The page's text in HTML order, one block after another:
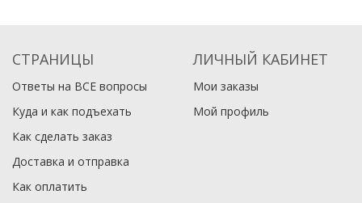
СТРАНИЦЫ
Ответы на ВСЕ вопросы
Куда и как подъехать
Как сделать заказ
Доставка и отправка
Как оплатить
ЛИЧНЫЙ КАБИНЕТ
Мои заказы
Мой профиль